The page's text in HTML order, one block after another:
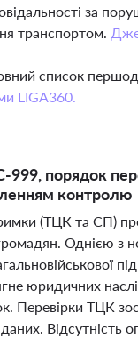
за
транспортом.
список
LIGA360.
999, порядок
контролю
(ТЦК та СП)
Однією з
юридичних
Перевірки ТЦК
Відсутність